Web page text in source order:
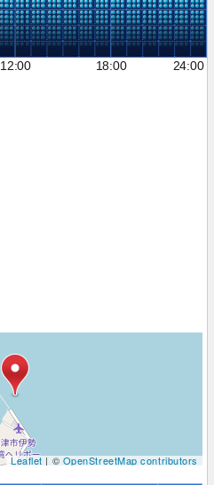
12:00 18:00 24:00
Leaflet| ©OpenStreetMap contributors